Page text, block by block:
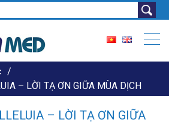
– LỜI TẠ ƠN GIỮA MÙA DỊCH
– LỜI TẠ ƠN GIỮA